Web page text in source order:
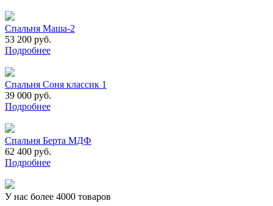
Спальня Маша-2
53 200 руб.
Подробнее
Спальня Соня классик 1
39 000 руб.
Подробнее
Спальня Берта МДФ
62 400 руб.
Подробнее
У нас более 4000 товаров